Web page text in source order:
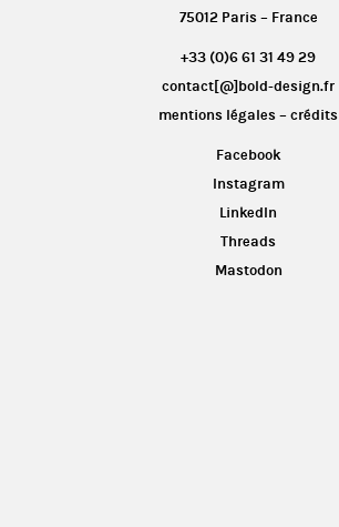
75012 Paris – France
+33 (0)6 61 31 49 29
contact[@]bold-design.fr
mentions légales – crédits
Facebook
Instagram
LinkedIn
Threads
Mastodon